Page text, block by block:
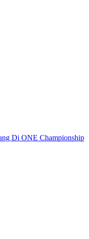
Di ONE Championship